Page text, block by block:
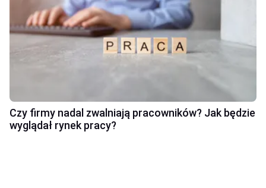
Czy firmy nadal zwalniają pracowników? Jak będzie
wyglądał rynek pracy?